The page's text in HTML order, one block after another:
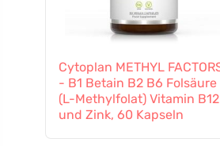
Cytoplan METHYL
- B1 Betain B2 B6 Folsäure
(L-Methylfolat) Vitamin B12
und Zink, 60 Kapseln